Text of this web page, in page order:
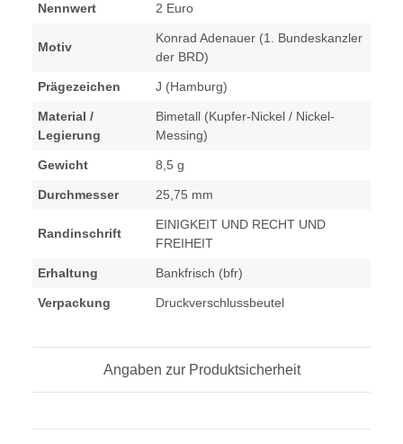
Nennwert 2 Euro
Motiv
Konrad Adenauer (1. Bundeskanzler
der BRD)
Prägezeichen J (Hamburg)
Material /
Legierung
Bimetall (Kupfer-Nickel / Nickel-
Messing)
Gewicht 8,5 g
Durchmesser 25,75 mm
Randinschrift
EINIGKEIT UND RECHT UND
FREIHEIT
Erhaltung Bankfrisch (bfr)
Verpackung Druckverschlussbeutel
Angaben zur Produktsicherheit